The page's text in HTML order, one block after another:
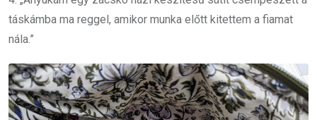
táskámba ma reggel, amikor munka előtt kitettem a fiamat
nála.”